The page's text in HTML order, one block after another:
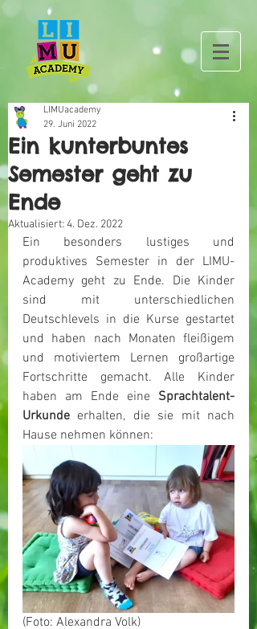
Ein kunterbuntes
Semester geht zu
Ende
LIMUacademy
29. Juni 2022
Aktualisiert: 4. Dez. 2022
Ein besonders lustiges und
produktives Semester in der LIMU-
Academy geht zu Ende. Die Kinder
sind mit unterschiedlichen
Deutschlevels in die Kurse gestartet
und haben nach Monaten fleißigem
und motiviertem Lernen großartige
Fortschritte gemacht. Alle Kinder
haben am Ende eine Sprachtalent-
Urkunde erhalten, die sie mit nach
Hause nehmen können:
(Foto: Alexandra Volk)